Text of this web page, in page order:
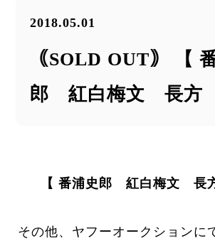
2018.05.01
｟SOLD OUT｠ 【
郎 紅白梅文 長方
【 番浦史郎 紅白梅文 長
その他、ヤフーオークションに